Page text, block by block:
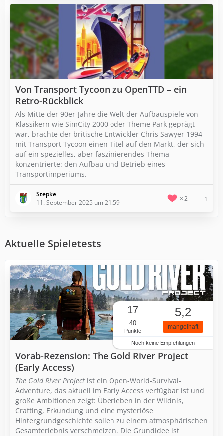
Von Transport Tycoon zu OpenTTD – ein
Retro-Rückblick
Als Mitte der 90er-Jahre die Welt der Aufbauspiele von
Klassikern wie SimCity 2000 oder Theme Park geprägt
war, brachte der britische Entwickler Chris Sawyer 1994
mit Transport Tycoon einen Titel auf den Markt, der sich
auf ein spezielles, aber faszinierendes Thema
konzentrierte: den Aufbau und Betrieb eines
Transportimperiums.
Stepke
11. September 2025 um 21:59
2 1
Aktuelle Spieletests
17
40
Punkte
5,2
mangelhaft
Noch keine Empfehlungen
Vorab-Rezension: The Gold River Project
(Early Access)
The Gold River Project ist ein Open-World-Survival-
Adventure, das aktuell im Early Access verfügbar ist und
große Ambitionen zeigt: Überleben in der Wildnis,
Crafting, Erkundung und eine mysteriöse
Hintergrundgeschichte sollen zu einem atmosphärischen
Gesamterlebnis verschmelzen. Die Grundidee ist